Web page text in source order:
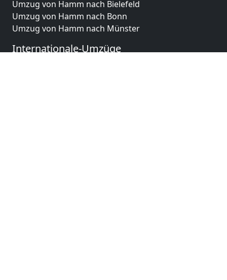
Umzug von Hamm nach Bielefeld
Umzug von Hamm nach Bonn
Umzug von Hamm nach Münster
Internationale-Umzüge